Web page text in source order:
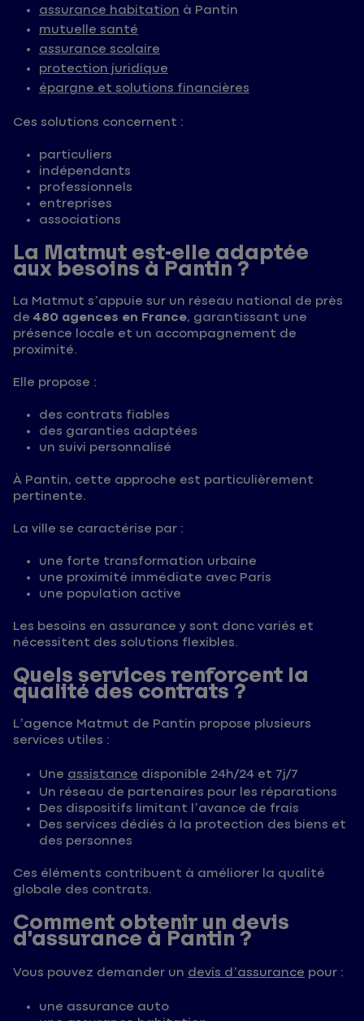
assurance habitation à Pantin
mutuelle santé
assurance scolaire
protection juridique
épargne et solutions financières
Ces solutions concernent :
particuliers
indépendants
professionnels
entreprises
associations
La Matmut est-elle adaptée
aux besoins à Pantin ?
La Matmut s’appuie sur un réseau national de près
de480 agences en France, garantissant une
présence locale et un accompagnement de
proximité.
Elle propose :
des contrats fiables
des garanties adaptées
un suivi personnalisé
À Pantin, cette approche est particulièrement
pertinente.
La ville se caractérise par :
une forte transformation urbaine
une proximité immédiate avec Paris
une population active
Les besoins en assurance y sont donc variés et
nécessitent des solutions flexibles.
Quels services renforcent la
qualité des contrats ?
L’agence Matmut de Pantin propose plusieurs
services utiles :
Une assistance disponible 24h/24 et 7j/7
Un réseau de partenaires pour les réparations
Des dispositifs limitant l’avance de frais
Des services dédiés à la protection des biens et
des personnes
Ces éléments contribuent à améliorer la qualité
globale des contrats.
Comment obtenir un devis
d’assurance à Pantin ?
Vous pouvez demander un devis d’assurance pour :
une assurance auto